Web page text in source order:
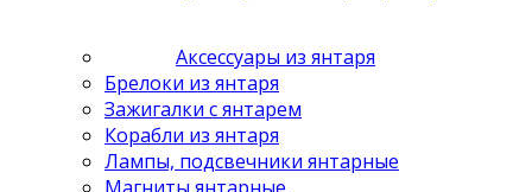
Аксессуары из янтаря
Брелоки из янтаря
Зажигалки с янтарем
Корабли из янтаря
Лампы, подсвечники янтарные